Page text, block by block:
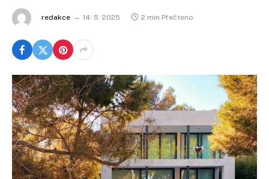
redakce 14. 5. 2025 2 min Přečteno